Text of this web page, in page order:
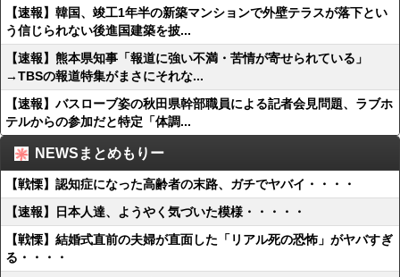
【速報】韓国、竣工1年半の新築マンションで外壁テラスが落下とい
う信じられない後進国建築を披...
【速報】熊本県知事「報道に強い不満・苦情が寄せられている」
→TBSの報道特集がまさにそれな...
【速報】バスローブ姿の秋田県幹部職員による記者会見問題、ラブホ
テルからの参加だと特定「体調...
NEWSまとめもりー
【戦慄】認知症になった高齢者の末路、ガチでヤバイ・・・・
【速報】日本人達、ようやく気づいた模様・・・・・
【戦慄】結婚式直前の夫婦が直面した「リアル死の恐怖」がヤバすぎ
る・・・・